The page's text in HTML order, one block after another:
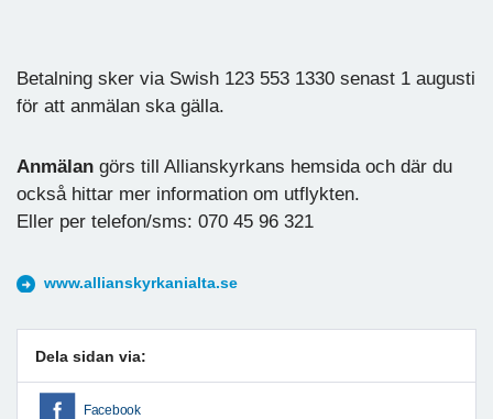
Betalning sker via Swish 123 553 1330 senast 1 augusti
för att anmälan ska gälla.
Anmälan görs till Allianskyrkans hemsida och där du
också hittar mer information om utflykten.
Eller per telefon/sms: 070 45 96 321
www.allianskyrkanialta.se
Dela sidan via:
Facebook